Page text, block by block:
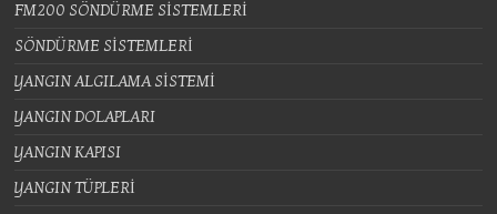
FM200 SÖNDÜRME SİSTEMLERİ
SÖNDÜRME SİSTEMLERİ
YANGIN ALGILAMA SİSTEMİ
YANGIN DOLAPLARI
YANGIN KAPISI
YANGIN TÜPLERİ